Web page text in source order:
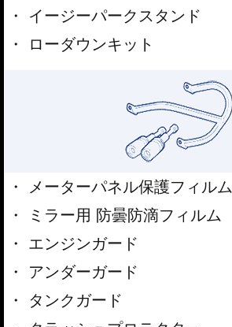
イージーパークスタンド
ローダウンキット
メーターパネル保護フィルム
ミラー用 防曇防滴フィルム
エンジンガード
アンダーガード
タンクガード